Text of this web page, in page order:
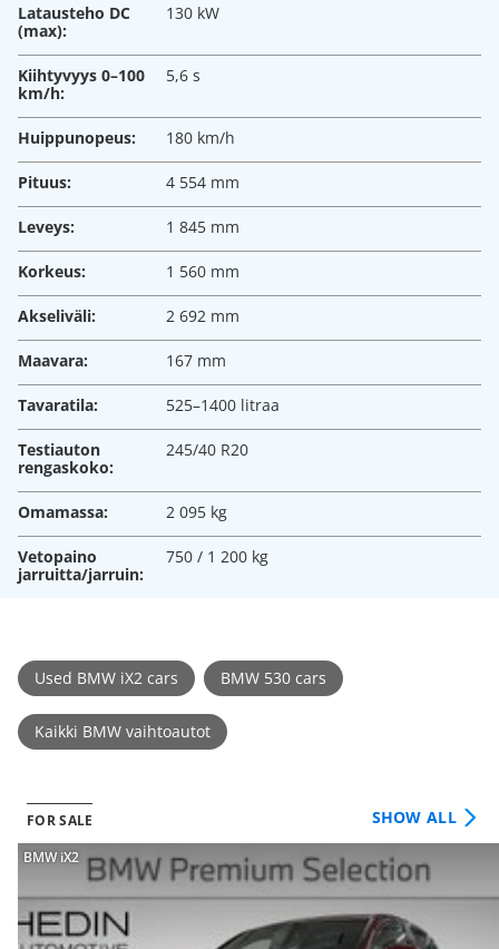
Latausteho DC
(max):
130 kW
Kiihtyvyys 0–100
km/h:
5,6 s
Huippunopeus: 180 km/h
Pituus: 4 554 mm
Leveys: 1 845 mm
Korkeus: 1 560 mm
Akseliväli: 2 692 mm
Maavara: 167 mm
Tavaratila: 525–1400 litraa
Testiauton
rengaskoko:
245/40 R20
Omamassa: 2 095 kg
Vetopaino
jarruitta/jarruin:
750 / 1 200 kg
Used BMW iX2 cars BMW 530 cars
Kaikki BMW vaihtoautot
FOR SALE SHOW ALL
BMW iX2